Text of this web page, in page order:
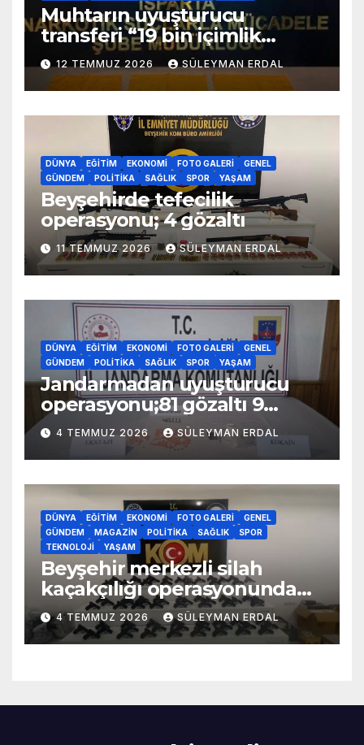
Muhtarın uyuşturucu
transferi “19 bin içimlik
uyuşturucu ele geçirildi”
12 TEMMUZ 2026 SÜLEYMAN ERDAL
DÜNYA EĞITIM EKONOMI FOTO GALERI
GENEL
GÜNDEM
POLITIKA SAĞLIK SPOR YAŞAM
Beyşehirde tefecilik
operasyonu; 4 gözaltı
11 TEMMUZ 2026 SÜLEYMAN ERDAL
DÜNYA EĞITIM EKONOMI FOTO GALERI
GENEL
GÜNDEM
POLITIKA SAĞLIK SPOR YAŞAM
Jandarmadan uyuşturucu
operasyonu;81 gözaltı 9
tutuklama
4 TEMMUZ 2026 SÜLEYMAN ERDAL
DÜNYA EĞITIM EKONOMI FOTO GALERI
GENEL
GÜNDEM
MAGAZIN POLITIKA SAĞLIK
SPOR
TEKNOLOJI
YAŞAM
Beyşehir merkezli silah
kaçakçılığı operasyonunda
70 adet kaçak silah yakalandı
4 TEMMUZ 2026 SÜLEYMAN ERDAL